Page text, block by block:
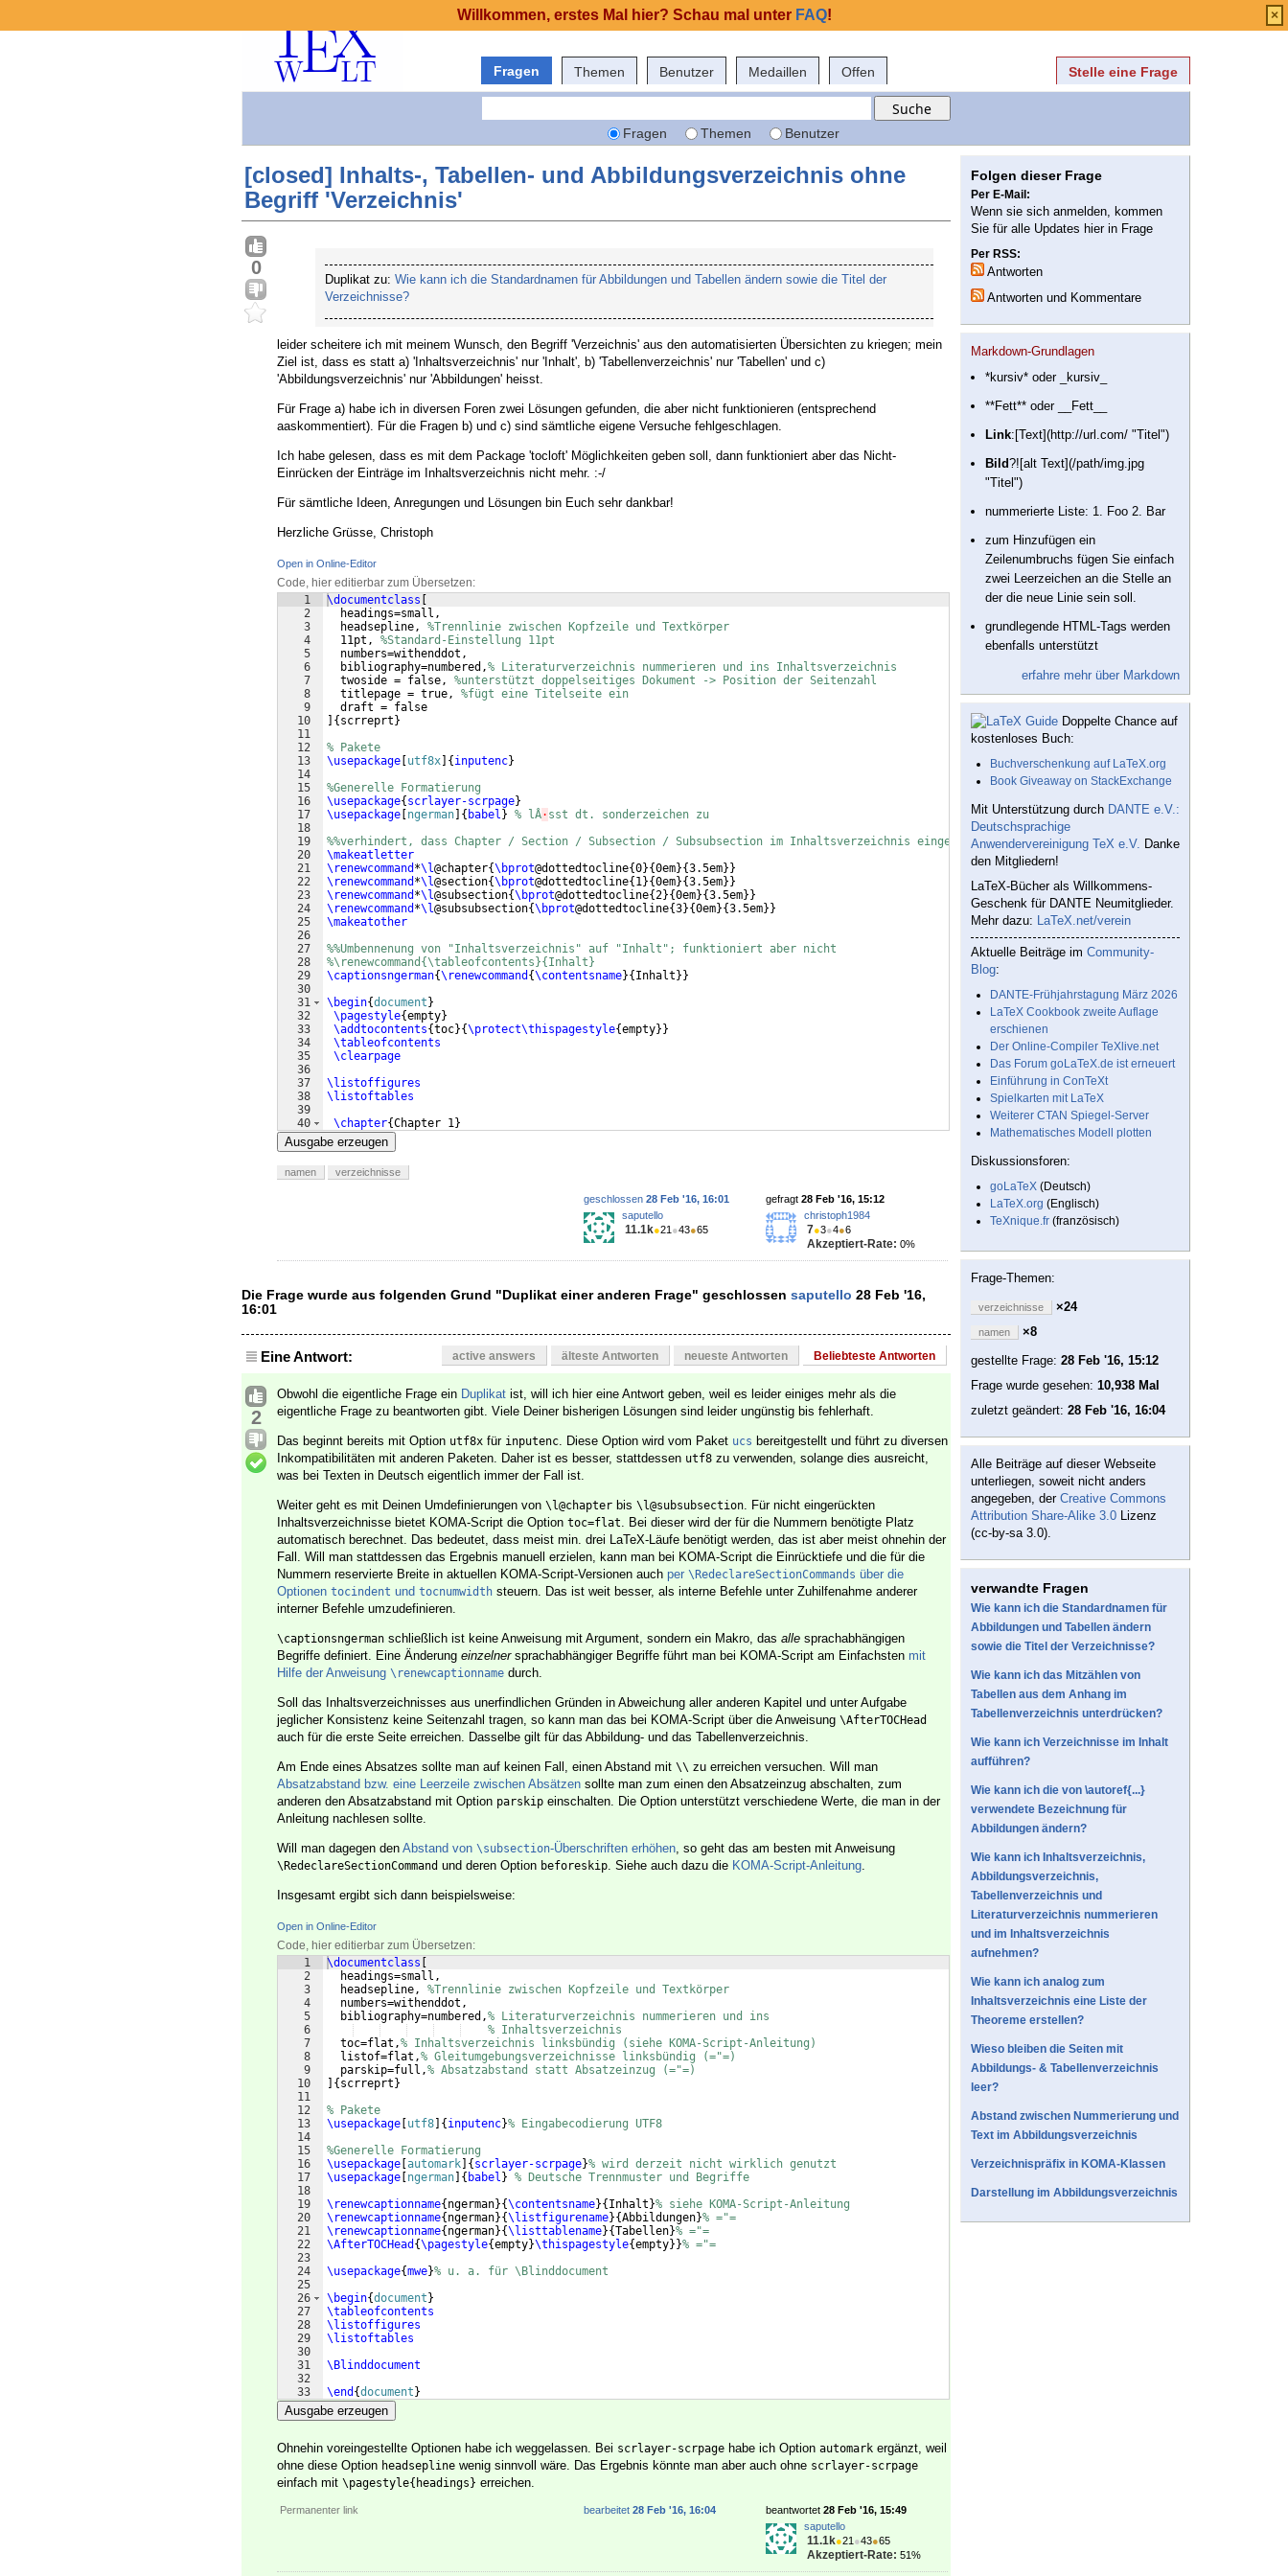
Fragen Themen Benutzer Medaillen Offen Stelle eine Frage
Fragen Themen Benutzer
[closed] Inhalts-, Tabellen- und Abbildungsverzeichnis ohne
Begriff 'Verzeichnis'
0
Duplikat zu: Wie kann ich die Standardnamen für Abbildungen und Tabellen ändern sowie die Titel der
Verzeichnisse?
leider scheitere ich mit meinem Wunsch, den Begriff 'Verzeichnis' aus den automatisierten Übersichten zu kriegen; mein
Ziel ist, dass es statt a) 'Inhaltsverzeichnis' nur 'Inhalt', b) 'Tabellenverzeichnis' nur 'Tabellen' und c)
'Abbildungsverzeichnis' nur 'Abbildungen' heisst.
Für Frage a) habe ich in diversen Foren zwei Lösungen gefunden, die aber nicht funktionieren (entsprechend
aaskommentiert). Für die Fragen b) und c) sind sämtliche eigene Versuche fehlgeschlagen.
Ich habe gelesen, dass es mit dem Package 'tocloft' Möglichkeiten geben soll, dann funktioniert aber das Nicht-
Einrücken der Einträge im Inhaltsverzeichnis nicht mehr. :-/
Für sämtliche Ideen, Anregungen und Lösungen bin Euch sehr dankbar!
Herzliche Grüsse, Christoph
Open in Online-Editor
Code, hier editierbar zum Übersetzen:
1
2
3
4
5
6
7
8
9
10
11
12
13
14
15
16
17
18
19
20
21
22
23
24
25
26
27
28
29
30
31
32
33
34
35
36
37
38
39
40
41
\documentclass [
  headings=small,
  headsepline,
%Trennlinie zwischen Kopfzeile und Textkörper
  11pt,
%Standard-Einstellung 11pt
  numbers=withenddot,
  bibliography=numbered,
% Literaturverzeichnis nummerieren und ins Inhaltsverzeichnis
  twoside = false,
%unterstützt doppelseitiges Dokument -> Position der Seitenzahl
  titlepage = true,
%fügt eine Titelseite ein
  draft = false
] {scrreprt}
% Pakete
\usepackage [utf8x] {inputenc}
%Generelle Formatierung
\usepackage{scrlayer-scrpage}
\usepackage [ngerman] { babel } % lÂ· sst dt. sonderzeichen zu
%%verhindert, dass Chapter / Section / Subsection / Subsubsection im Inhaltsverzeichnis eingerückt werden
\makeatletter
\renewcommand *\l@chapter{\bprot@dottedtocline{0}{0em}{3.5em}}
\renewcommand *\l@section{\bprot@dottedtocline{1 }{0em}{3.5em}}
\renewcommand *\l@subsection{\bprot@dottedtocline{2}{0em}{3.5em}}
\renewcommand *\l@subsubsection{\bprot@dottedtocline{3}{0em}{3.5em}}
\makeatother
%%Umbennenung von "Inhaltsverzeichnis" auf "Inhalt"; funktioniert aber nicht
%\renewcommand{\tableofcontents}{Inhalt}
\captionsngerman{\renewcommand {\contentsname}{Inhalt}}
\begin{document}
\pagestyle{empty}
\addtocontents{toc}{\protect\thispagestyle{empty}}
\tableofcontents
\clearpage
\listoffigures
\listoftables
\chapter{Chapter 1 }
\section
Ausgabe erzeugen
namen verzeichnisse
gefragt 28 Feb '16, 15:12
christoph1984
7●3●4●6
Akzeptiert-Rate: 0%
geschlossen 28 Feb '16, 16:01
saputello
11.1k●21 ●43●65
Die Frage wurde aus folgenden Grund "Duplikat einer anderen Frage" geschlossen saputello 28 Feb '16,
16:01
Eine Antwort: active answers älteste Antworten neueste Antworten Beliebteste Antworten
2
Obwohl die eigentliche Frage ein Duplikat ist, will ich hier eine Antwort geben, weil es leider einiges mehr als die
eigentliche Frage zu beantworten gibt. Viele Deiner bisherigen Lösungen sind leider ungünstig bis fehlerhaft.
Das beginnt bereits mit Option utf8x für inputenc. Diese Option wird vom Paket ucs bereitgestellt und führt zu diversen
Inkompatibilitäten mit anderen Paketen. Daher ist es besser, stattdessen utf8 zu verwenden, solange dies ausreicht,
was bei Texten in Deutsch eigentlich immer der Fall ist.
Weiter geht es mit Deinen Umdefinierungen von \l@chapter bis \l@subsubsection. Für nicht eingerückten
Inhaltsverzeichnisse bietet KOMA-Script die Option toc=flat. Bei dieser wird der für die Nummern benötigte Platz
automatisch berechnet. Das bedeutet, dass meist min. drei LaTeX-Läufe benötigt werden, das ist aber meist ohnehin der
Fall. Will man stattdessen das Ergebnis manuell erzielen, kann man bei KOMA-Script die Einrücktiefe und die für die
Nummern reservierte Breite in aktuellen KOMA-Script-Versionen auch per \RedeclareSectionCommands über die
Optionen tocindent und tocnumwidth steuern. Das ist weit besser, als interne Befehle unter Zuhilfenahme anderer
interner Befehle umzudefinieren.
\captionsngerman schließlich ist keine Anweisung mit Argument, sondern ein Makro, das alle sprachabhängigen
Begriffe definiert. Eine Änderung einzelnersprachabhängiger Begriffe führt man bei KOMA-Script am Einfachsten mit
Hilfe der Anweisung \renewcaptionname durch.
Soll das Inhaltsverzeichnisses aus unerfindlichen Gründen in Abweichung aller anderen Kapitel und unter Aufgabe
jeglicher Konsistenz keine Seitenzahl tragen, so kann man das bei KOMA-Script über die Anweisung \AfterTOCHead
auch für die erste Seite erreichen. Dasselbe gilt für das Abbildung- und das Tabellenverzeichnis.
Am Ende eines Absatzes sollte man auf keinen Fall, einen Abstand mit \\ zu erreichen versuchen. Will man
Absatzabstand bzw. eine Leerzeile zwischen Absätzen sollte man zum einen den Absatzeinzug abschalten, zum
anderen den Absatzabstand mit Option parskip einschalten. Die Option unterstützt verschiedene Werte, die man in der
Anleitung nachlesen sollte.
Will man dagegen den Abstand von \subsection-Überschriften erhöhen, so geht das am besten mit Anweisung
\RedeclareSectionCommand und deren Option beforeskip. Siehe auch dazu die KOMA-Script-Anleitung.
Insgesamt ergibt sich dann beispielsweise:
Open in Online-Editor
Code, hier editierbar zum Übersetzen:
1
2
3
4
5
6
7
8
9
10
11
12
13
14
15
16
17
18
19
20
21
22
23
24
25
26
27
28
29
30
31
32
33
\documentclass
  headings=small,
  headsepline,
%Trennlinie zwischen Kopfzeile und Textkörper
  numbers=withenddot,
  bibliography=numbered,
% Literaturverzeichnis nummerieren und ins
% Inhaltsverzeichnis
  toc=flat,
% Inhaltsverzeichnis linksbündig (siehe KOMA-Script-Anleitung)
  listof=flat,
% Gleitumgebungsverzeichnisse linksbündig (="=)
  parskip=full,
% Absatzabstand statt Absatzeinzug (="=)
{ scrreprt }
% Pakete
\usepackage utf8 { inputenc}% Eingabecodierung UTF8
%Generelle Formatierung
\usepackage automark { scrlayer-scrpage}% wird derzeit nicht wirklich genutzt
\usepackage ngerman { babel } % Deutsche Trennmuster und Begriffe
\renewcaptionname{ ngerman}{\contentsname}{ Inhalt }% siehe KOMA-Script-Anleitung
\renewcaptionname{ ngerman}{\listfigurename}{Abbildungen}% ="=
\renewcaptionname{ ngerman}{\listtablename}{Tabellen}% ="=
\AfterTOCHead {\pagestyle{empty}\thispagestyle{empty}}% ="=
\usepackage{mwe}% u. a. für \Blinddocument
\begin{document }
\tableofcontents
\listoffigures
\listoftables
\Blinddocument
\end {document }
Ausgabe erzeugen
Ohnehin voreingestellte Optionen habe ich weggelassen. Bei scrlayer-scrpage habe ich Option automark ergänzt, weil
ohne diese Option headsepline wenig sinnvoll wäre. Das Ergebnis könnte man aber auch ohne scrlayer-scrpage
einfach mit \pagestyle{headings} erreichen.
Permanenter link beantwortet 28 Feb '16, 15:49
saputello
11.1k●21 ●43●65
Akzeptiert-Rate: 51%
bearbeitet 28 Feb '16, 16:04
Folgen dieser Frage
Per E-Mail:
Wenn sie sich anmelden, kommen
Sie für alle Updates hier in Frage
Per RSS:
Antworten
Antworten und Kommentare
Markdown-Grundlagen
*kursiv* oder _kursiv_
**Fett** oder __Fett__
Link:[Text](http://url.com/ "Titel")
Bild?![alt Text](/path/img.jpg
"Titel")
nummerierte Liste: 1. Foo 2. Bar
zum Hinzufügen ein
Zeilenumbruchs fügen Sie einfach
zwei Leerzeichen an die Stelle an
der die neue Linie sein soll.
grundlegende HTML-Tags werden
ebenfalls unterstützt
erfahre mehr über Markdown
Doppelte Chance auf
kostenloses Buch:
Buchverschenkung auf LaTeX.org
Book Giveaway on StackExchange
Mit Unterstützung durch DANTE e.V.:
Deutschsprachige
Anwendervereinigung TeX e.V. Danke
den Mitgliedern!
LaTeX-Bücher als Willkommens-
Geschenk für DANTE Neumitglieder.
Mehr dazu: LaTeX.net/verein
Aktuelle Beiträge im Community-
Blog:
DANTE-Frühjahrstagung März 2026
LaTeX Cookbook zweite Auflage
erschienen
Der Online-Compiler TeXlive.net
Das Forum goLaTeX.de ist erneuert
Einführung in ConTeXt
Spielkarten mit LaTeX
Weiterer CTAN Spiegel-Server
Mathematisches Modell plotten
Diskussionsforen:
goLaTeX (Deutsch)
LaTeX.org (Englisch)
TeXnique.fr (französisch)
Frage-Themen:
verzeichnisse ×24
namen
×8
gestellte Frage: 28 Feb '16, 15:12
Frage wurde gesehen: 10,938 Mal
zuletzt geändert: 28 Feb '16, 16:04
Alle Beiträge auf dieser Webseite
unterliegen, soweit nicht anders
angegeben, der Creative Commons
Attribution Share-Alike 3.0 Lizenz
(cc-by-sa 3.0).
verwandte Fragen
Wie kann ich die Standardnamen für
Abbildungen und Tabellen ändern
sowie die Titel der Verzeichnisse?
Wie kann ich das Mitzählen von
Tabellen aus dem Anhang im
Tabellenverzeichnis unterdrücken?
Wie kann ich Verzeichnisse im Inhalt
aufführen?
Wie kann ich die von \autoref{...}
verwendete Bezeichnung für
Abbildungen ändern?
Wie kann ich Inhaltsverzeichnis,
Abbildungsverzeichnis,
Tabellenverzeichnis und
Literaturverzeichnis nummerieren
und im Inhaltsverzeichnis
aufnehmen?
Wie kann ich analog zum
Inhaltsverzeichnis eine Liste der
Theoreme erstellen?
Wieso bleiben die Seiten mit
Abbildungs- & Tabellenverzeichnis
leer?
Abstand zwischen Nummerierung und
Text im Abbildungsverzeichnis
Verzeichnispräfix in KOMA-Klassen
Darstellung im Abbildungsverzeichnis
Willkommen, erstes Mal hier? Schau mal unter FAQ! ×